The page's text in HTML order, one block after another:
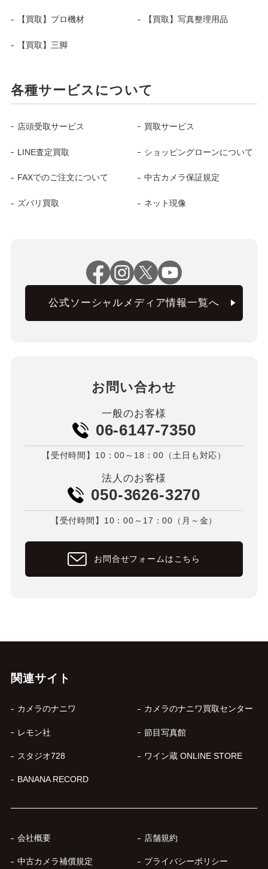
【買取】プロ機材 【買取】写真整理用品
【買取】三脚
各種サービスについて
店頭受取サービス 買取サービス
LINE査定買取 ショッピングローンについて
FAXでのご注文について 中古カメラ保証規定
ズバリ買取 ネット現像
公式ソーシャルメディア情報一覧へ
お問い合わせ
一般のお客様
06-6147-7350
【受付時間】10：00～18：00（土日も対応）
法人のお客様
050-3626-3270
【受付時間】10：00～17：00（月～金）
お問合せフォームはこちら
関連サイト
カメラのナニワ カメラのナニワ買取センター
レモン社 節目写真館
スタジオ728 ワイン蔵 ONLINE STORE
BANANA RECORD
会社概要 店舗規約
中古カメラ補償規定 プライバシーポリシー